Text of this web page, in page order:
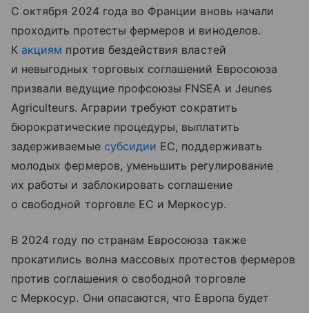
С октября 2024 года во Франции вновь начали
проходить протесты фермеров и виноделов.
К акциям против бездействия властей
и невыгодных торговых соглашений Евросоюза
призвали ведущие профсоюзы FNSEA и Jeunes
Agriculteurs. Аграрии требуют сократить
бюрократические процедуры, выплатить
задерживаемые субсидии ЕС, поддерживать
молодых фермеров, уменьшить регулирование
их работы и заблокировать соглашение
о свободной торговле ЕС и Меркосур.
В 2024 году по странам Евросоюза также
прокатились волна массовых протестов фермеров
против соглашения о свободной торговле
с Меркосур. Они опасаются, что Европа будет